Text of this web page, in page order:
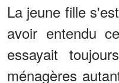
La jeune fille
avoir entendu
essayait
ménagères